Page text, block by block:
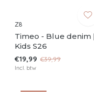
Z8
Timeo - Blue denim
Kids S26
€19,99 €39,99
Incl. btw